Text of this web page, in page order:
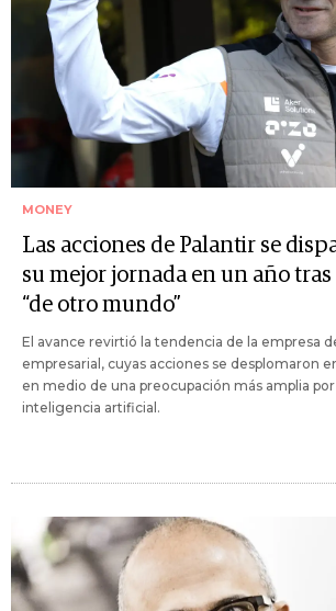
MONEY
Las acciones de Palantir se
su mejor jornada en un año
“de otro mundo”
El avance revirtió la tendencia de la empresa
empresarial, cuyas acciones se desplomaron
en medio de una preocupación más amplia
inteligencia artificial.